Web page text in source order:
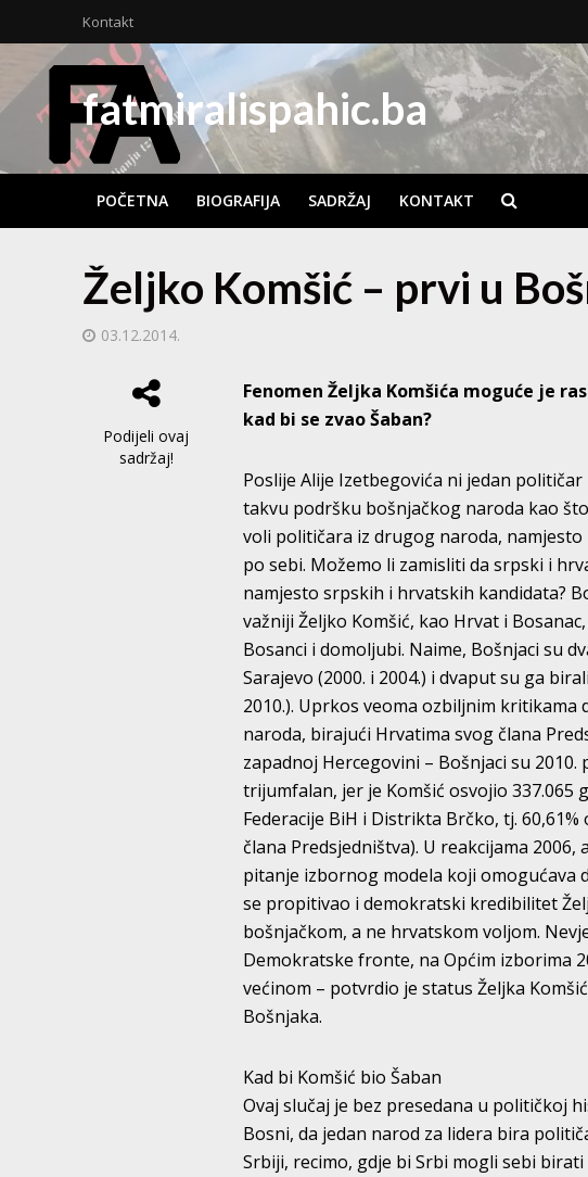
Kontakt
fatmiralispahic.ba
POČETNA BIOGRAFIJA SADRŽAJ KONTAKT
Željko Komšić – prvi u
03.12.2014.
Podijeli ovaj
sadržaj!
Fenomen Željka Komšića moguće je
kad bi se zvao Šaban?
Poslije Alije Izetbegovića ni jedan
takvu podršku bošnjačkog naroda kao
voli političara iz drugog naroda,
po sebi. Možemo li zamisliti da srpski i
namjesto srpskih i hrvatskih kandidata?
važniji Željko Komšić, kao Hrvat i
Bosanci i domoljubi. Naime, Bošnjaci su
Sarajevo (2000. i 2004.) i dvaput su ga
2010.). Uprkos veoma ozbiljnim
naroda, birajući Hrvatima svog člana
zapadnoj Hercegovini – Bošnjaci su
trijumfalan, jer je Komšić osvojio
Federacije BiH i Distrikta Brčko, tj.
člana Predsjedništva). U reakcijama
pitanje izbornog modela koji omogućava
se propitivao i demokratski kredibilitet
bošnjačkom, a ne hrvatskom voljom.
Demokratske fronte, na Općim izborima
većinom – potvrdio je status Željka
Bošnjaka.
Kad bi Komšić bio Šaban
Ovaj slučaj je bez presedana u političkoj
Bosni, da jedan narod za lidera bira
Srbiji, recimo, gdje bi Srbi mogli sebi